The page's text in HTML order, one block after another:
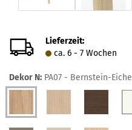
Lieferzeit:
ca. 6 - 7 Wochen
Dekor N: PA07 - Bernstein-Eiche